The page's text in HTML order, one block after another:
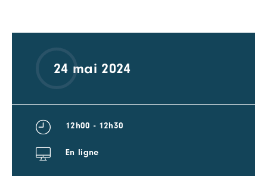
24 mai 2024
12h00 - 12h30
En ligne